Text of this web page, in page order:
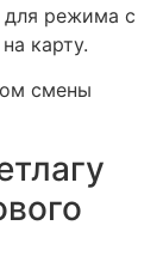
для режима с
карту.